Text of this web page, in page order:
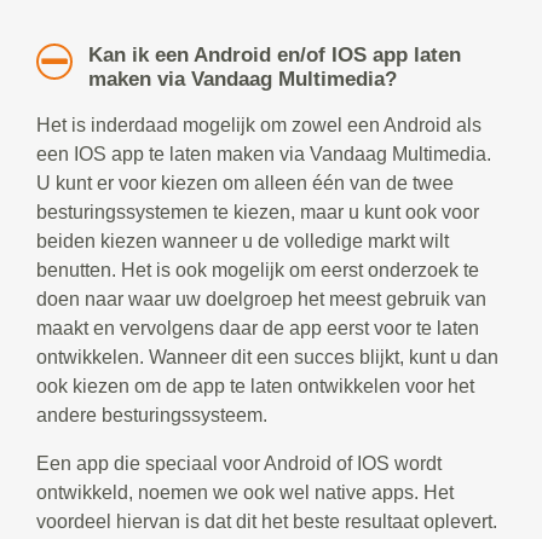
Kan ik een Android en/of IOS app laten
maken via Vandaag Multimedia?
Het is inderdaad mogelijk om zowel een Android als
een IOS app te laten maken via Vandaag Multimedia.
U kunt er voor kiezen om alleen één van de twee
besturingssystemen te kiezen, maar u kunt ook voor
beiden kiezen wanneer u de volledige markt wilt
benutten. Het is ook mogelijk om eerst onderzoek te
doen naar waar uw doelgroep het meest gebruik van
maakt en vervolgens daar de app eerst voor te laten
ontwikkelen. Wanneer dit een succes blijkt, kunt u dan
ook kiezen om de app te laten ontwikkelen voor het
andere besturingssysteem.
Een app die speciaal voor Android of IOS wordt
ontwikkeld, noemen we ook wel native apps. Het
voordeel hiervan is dat dit het beste resultaat oplevert.